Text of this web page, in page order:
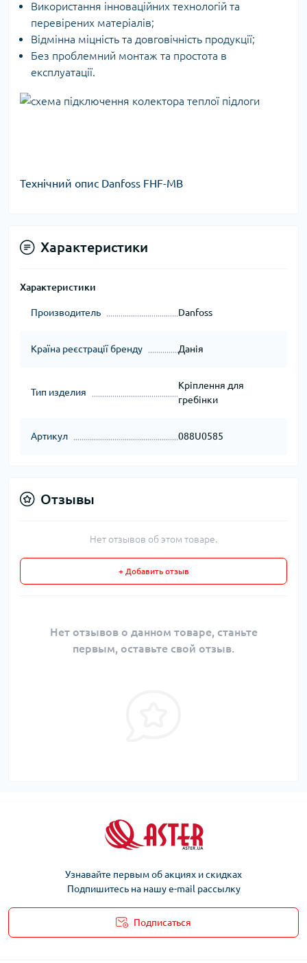
Використання інноваційних технологій та
перевірених матеріалів;
Відмінна міцність та довговічність продукції;
Без проблемний монтаж та простота в
експлуатації.
Технічний опис Danfoss FHF-MB
Характеристики
Характеристики
Производитель Danfoss
Країна реєстрації бренду Данія
Тип изделия
Кріплення для
гребінки
Артикул 088U0585
Отзывы
Нет отзывов об этом товаре.
+ Добавить отзыв
Нет отзывов о данном товаре, станьте
первым, оставьте свой отзыв.
Узнавайте первым об акциях и скидках
Подпишитесь на нашу e-mail рассылку
Подписаться